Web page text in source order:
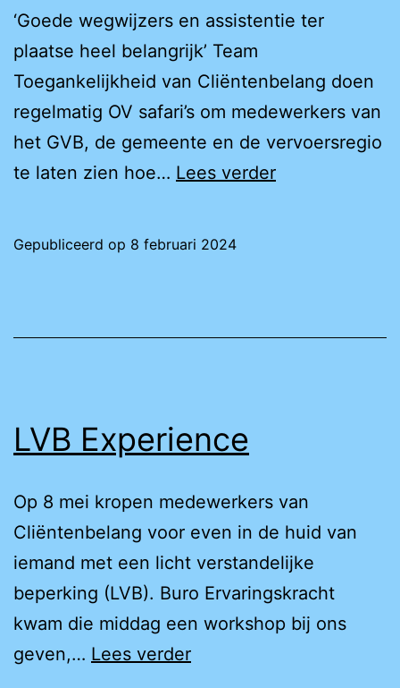
‘Goede wegwijzers en assistentie ter
plaatse heel belangrijk’ Team
Toegankelijkheid van Cliëntenbelang doen
regelmatig OV safari’s om medewerkers van
het GVB, de gemeente en de vervoersregio
te laten zien hoe… Lees verderOpenbaar
Gepubliceerd op 8 februari 2024
LVB Experience
Op 8 mei kropen medewerkers van
Cliëntenbelang voor even in de huid van
iemand met een licht verstandelijke
beperking (LVB). Buro Ervaringskracht
kwam die middag een workshop bij ons
geven,… Lees verderLVB